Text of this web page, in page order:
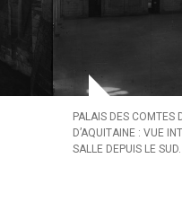
PALAIS DES COMTES
D’AQUITAINE : VUE
SALLE DEPUIS LE SUD.